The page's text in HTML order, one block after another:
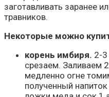
заготавливать заранее
травников.
Некоторые можно
корень имбиря. 2-3
срезаем. Заливаем
медленно огне
полученный